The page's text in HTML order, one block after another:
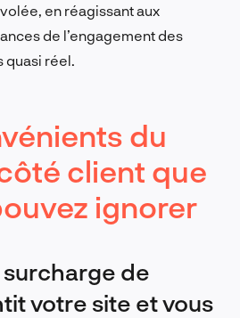
en réagissant aux
de l’engagement des
réel.
du
client que
ignorer
de
votre site et vous